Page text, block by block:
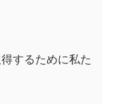
するために私た